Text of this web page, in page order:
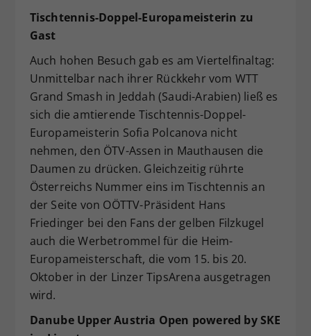
Tischtennis-Doppel-Europameisterin zu
Gast
Auch hohen Besuch gab es am Viertelfinaltag:
Unmittelbar nach ihrer Rückkehr vom WTT
Grand Smash in Jeddah (Saudi-Arabien) ließ es
sich die amtierende Tischtennis-Doppel-
Europameisterin Sofia Polcanova nicht
nehmen, den ÖTV-Assen in Mauthausen die
Daumen zu drücken. Gleichzeitig rührte
Österreichs Nummer eins im Tischtennis an
der Seite von OÖTTV-Präsident Hans
Friedinger bei den Fans der gelben Filzkugel
auch die Werbetrommel für die Heim-
Europameisterschaft, die vom 15. bis 20.
Oktober in der Linzer TipsArena ausgetragen
wird.
Danube Upper Austria Open powered by SKE